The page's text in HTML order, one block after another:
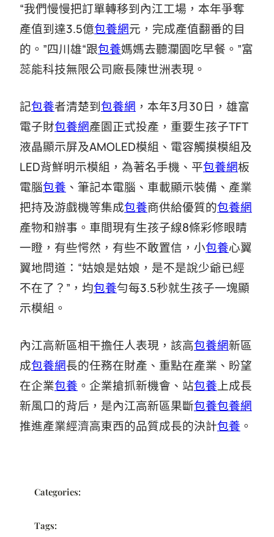
“我們慢慢把訂單轉移到內江工場，本年爭奪
產值到達3.5億包養網元，完成產值翻番的目
的。”四川雄“跟包養媽媽去聽瀾園吃早餐。”富
蕊能科技無限公司廠長陳世洲表現。
記包養者清楚到包養網 ，本年3月30日，雄富
電子財包養網產園正式投產，重要生孩子TFT
液晶顯示屏及AMOLED模組、電容觸摸模組及
LED背鮮明示模組，為著名手機、平包養網板
電腦包養 、筆記本電腦、車載顯示裝備、產業
把持及游戲機等集成包養商供給優質的包養網
產物和辦事。車間現有生孩子線8條彩修眼睛
一瞪，有些愕然，有些不敢置信，小包養心翼
翼地問道：“姑娘是姑娘，是不是說少爺已經
不在了？”，均包養勻每3.5秒就生孩子一塊顯
示模組。
內江高新區相干擔任人表現，該高包養網新區
成包養網長的任務在財產、重點在產業、盼望
在企業包養 。企業搶抓新機會、站包養上成長
新風口的背后，是內江高新區果斷包養包養網
推進產業經濟高東西的品質成長的決計包養 。
Categories:
Tags: